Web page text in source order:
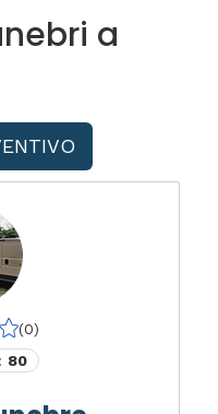
a
(0)
80